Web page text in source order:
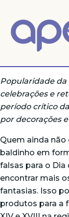
Popularidade da
celebrações e
período crítico
por decorações
Quem ainda não
baldinho em
falsas para o Dia
encontrar mais
fantasias. Isso
produtos para a